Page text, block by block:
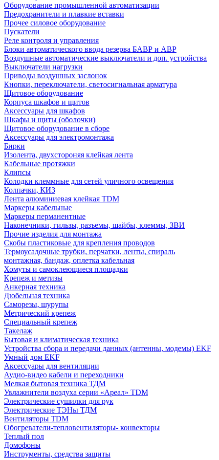
Оборудование промышленной автоматизации
Предохранители и плавкие вставки
Прочее силовое оборудование
Пускатели
Реле контроля и управления
Блоки автоматического ввода резерва БАВР и АВР
Воздушные автоматические выключатели и доп. устройства
Выключатели нагрузки
Приводы воздушных заслонок
Кнопки, переключатели, светосигнальная арматура
Щитовое оборудование
Корпуса шкафов и щитов
Аксессуары для шкафов
Шкафы и щиты (оболочки)
Щитовое оборудование в сборе
Аксессуары для электромонтажа
Бирки
Изолента, двухстороняя клейкая лента
Кабельные протяжки
Клипсы
Колодки клеммные для сетей уличного освещения
Колпачки, КИЗ
Лента алюминиевая клейкая TDM
Маркеры кабельные
Маркеры перманентные
Наконечники, гильзы, разъемы, шайбы, клеммы, ЗВИ
Прочие изделия для монтажа
Скобы пластиковые для крепления проводов
Термоусадочные трубки, перчатки, ленты, спираль
монтажная, бандаж, оплетка кабельная
Хомуты и самоклеющиеся площадки
Крепеж и метизы
Анкерная техника
Дюбельная техника
Саморезы, шурупы
Метрический крепеж
Специальный крепеж
Такелаж
Бытовая и климатическая техника
Устройства сбора и передачи данных (антенны, модемы) EKF
Умный дом EKF
Аксессуары для вентиляции
Аудио-видео кабели и переходники
Мелкая бытовая техника ТДМ
Увлажнители воздуха серии «Ареал» TDM
Электрические сушилки для рук
Электрические ТЭНы ТДМ
Вентиляторы TDM
Обогреватели-тепловентиляторы- конвекторы
Теплый пол
Домофоны
Инструменты, средства защиты